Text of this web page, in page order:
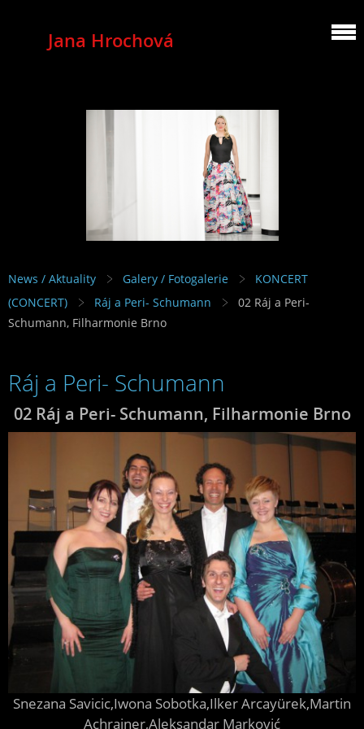
Jana Hrochová
MEZZOSOPRANO
News / Aktuality Galery / Fotogalerie
KONCERT
(CONCERT)
Ráj a Peri- Schumann
02 Ráj a Peri-
Schumann, Filharmonie Brno
Ráj a Peri- Schumann
02 Ráj a Peri- Schumann, Filharmonie Brno
Snezana Savicic,Iwona Sobotka,Ilker Arcayürek,Martin
Achrainer,Aleksandar Marković